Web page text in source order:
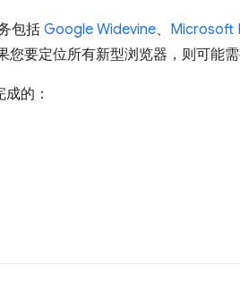
包括Google Widevine、 Microsoft
要定位所有新型浏览器，则可能需
的：